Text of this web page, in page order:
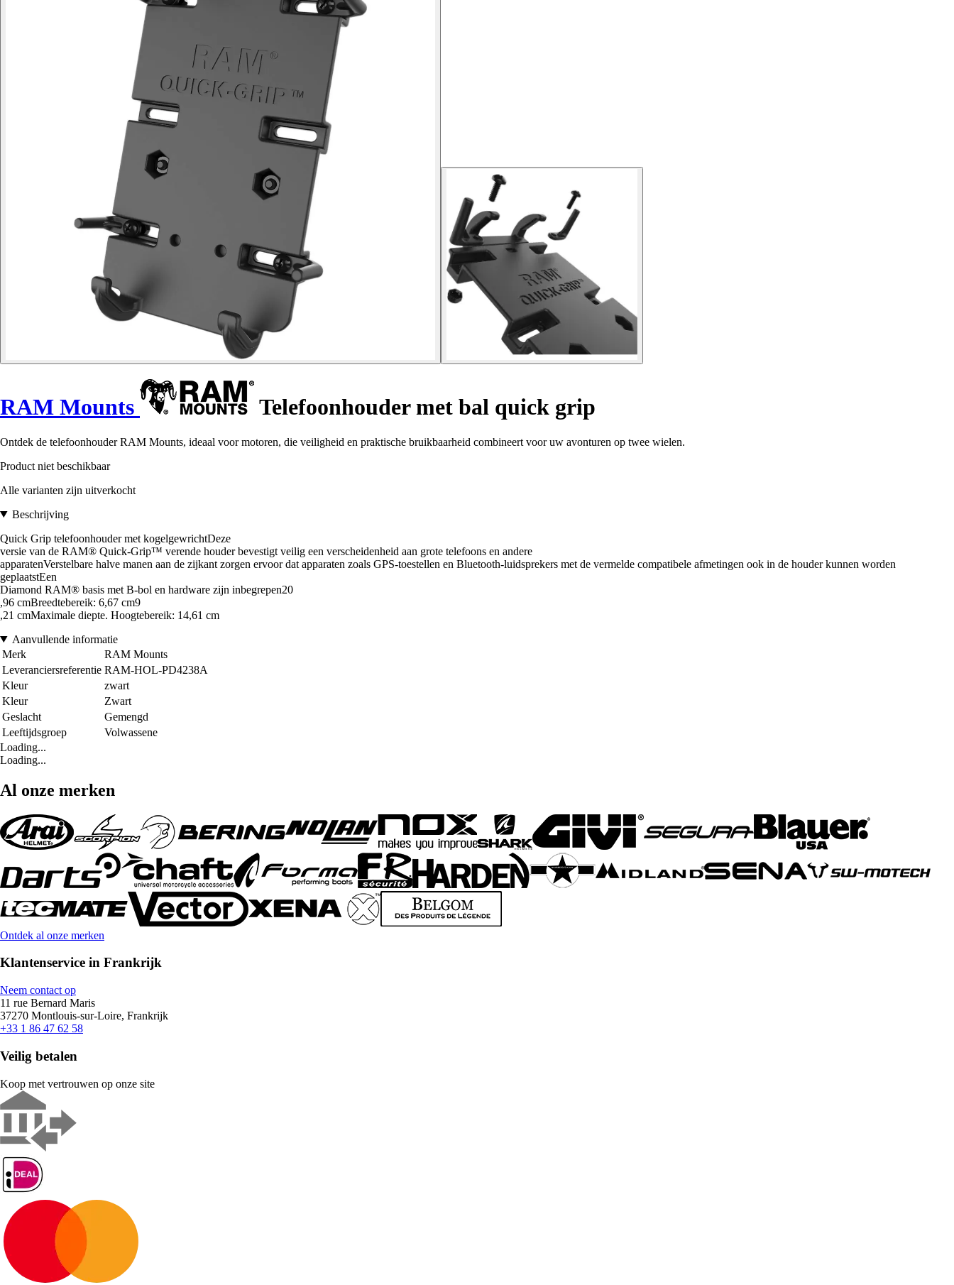
RAM Mounts Telefoonhouder met bal quick grip
Ontdek de telefoonhouder RAM Mounts, ideaal voor motoren, die veiligheid en praktische bruikbaarheid combineert voor uw avonturen op twee wielen.
Product niet beschikbaar
Alle varianten zijn uitverkocht
Beschrijving
Quick Grip telefoonhouder met kogelgewrichtDeze
versie van de RAM® Quick-Grip™ verende houder bevestigt veilig een verscheidenheid aan grote telefoons en andere
apparatenVerstelbare halve manen aan de zijkant zorgen ervoor dat apparaten zoals GPS-toestellen en Bluetooth-luidsprekers met de vermelde compatibele afmetingen ook in de houder kunnen worden
geplaatstEen
Diamond RAM® basis met B-bol en hardware zijn inbegrepen20
,96 cmBreedtebereik: 6,67 cm9
,21 cmMaximale diepte. Hoogtebereik: 14,61 cm
Aanvullende informatie
Merk
RAM Mounts
Leveranciersreferentie RAM-HOL-PD4238A
Kleur
zwart
Kleur
Zwart
Geslacht
Gemengd
Leeftijdsgroep
Volwassene
Loading...
Loading...
Al onze merken
Ontdek al onze merken
Klantenservice in Frankrijk
Neem contact op
11 rue Bernard Maris
37270 Montlouis-sur-Loire, Frankrijk
+33 1 86 47 62 58
Veilig betalen
Koop met vertrouwen op onze site